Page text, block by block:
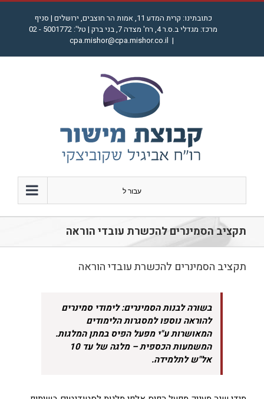
דלג
כתובתינו: קרית המדע 11, אמות הר חוצבים, ירושלים | סניף
מרכז: מגדלי ב.ס.ר 4, רח' מצדה 7, בני ברק | טל': 5001772 - 02
|
cpa.mishor@cpa.mishor.co.il
עבור ל
תקציב הסמינרים להכשרת עובדי הוראה
תקציב הסמינרים להכשרת עובדי הוראה
בשורה לבנות הסמינרים: לימודי סמינרים
להוראה נוספו למסגרות הלימודים
המאושרות ע"י מפעל הפיס במתן המלגות.
המשמעות הכספית – מלגה של עד 10
אל"ש לתלמידה.